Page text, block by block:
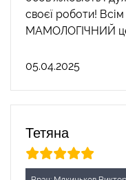
своєї роботи!
МАМОЛОГІЧНИЙ
05.04.2025
Тетяна